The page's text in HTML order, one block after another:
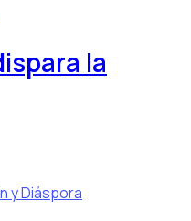
la
y Diáspora